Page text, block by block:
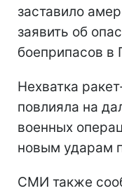
заставило
заявить об
боеприпасов в
Нехватка
повлияла на
военных
новым ударам
СМИ также